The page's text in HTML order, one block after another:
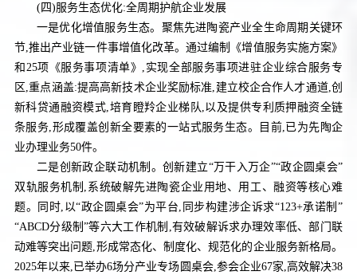
(四)服务生态优化:全周期护航企业发展
一是优化增值服务生态。聚焦先进陶瓷产业全生命周期关键环
节,推出产业链一件事增值化改革。通过编制《增值服务实施方案》
和25项《服务事项清单》,实现全部服务事项进驻企业综合服务专
区,重点涵盖:提高高新技术企业奖励标准,建立校企合作人才通道,创
新科贷通融资模式,培育瞪羚企业梯队,以及提供专利质押融资全链
条服务,形成覆盖创新全要素的一站式服务生态。目前,已为先陶企
业办理业务50件。
二是创新政企联动机制。创新建立“万干入万企”“政企圆桌会”
双轨服务机制,系统破解先进陶瓷企业用地、用工、融资等核心难
题。同时,以“政企圆桌会”为平台,同步构建涉企诉求“123+承诺制”
“ABCD分级制”等六大工作机制,有效破解诉求办理效率低、部门联
动难等突出问题,形成常态化、制度化、规范化的企业服务新格局。
2025年以来,已举办6场分产业专场圆桌会,参会企业67家,高效解决38